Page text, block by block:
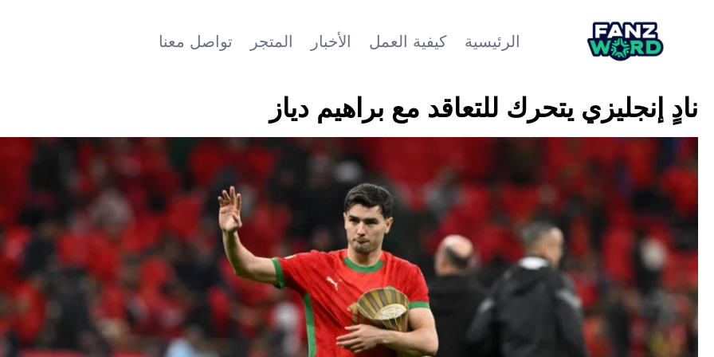
الرئيسية كيفية العمل الأخبار المتجر تواصل معنا
نادٍ إنجليزي يتحرك للتعاقد مع براهيم دياز